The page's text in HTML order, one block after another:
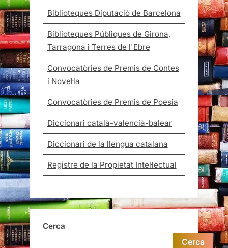
Biblioteques Diputació de Barcelona
Biblioteques Públiques de Girona,
Tarragona i Terres de l'Ebre
Convocatòries de Premis de Contes
i Novel·la
Convocatòries de Premis de Poesia
Diccionari català-valencià-balear
Diccionari de la llengua catalana
Registre de la Propietat Intel·lectual
Cerca
Cerca